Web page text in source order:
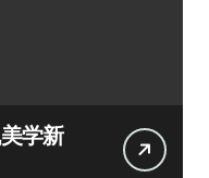
学新